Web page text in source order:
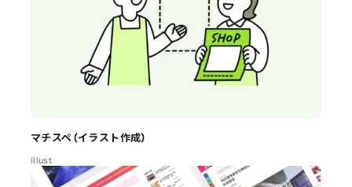
マチスペ（イラスト作成）
illust